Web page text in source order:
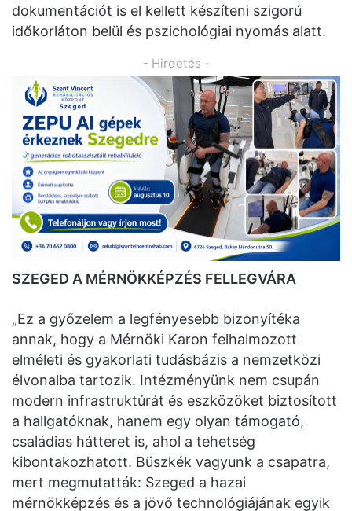
dokumentációt is el kellett készíteni szigorú
időkorláton belül és pszichológiai nyomás alatt.
- Hirdetés -
SZEGED A MÉRNÖKKÉPZÉS FELLEGVÁRA
„Ez a győzelem a legfényesebb bizonyítéka
annak, hogy a Mérnöki Karon felhalmozott
elméleti és gyakorlati tudásbázis a nemzetközi
élvonalba tartozik. Intézményünk nem csupán
modern infrastruktúrát és eszközöket biztosított
a hallgatóknak, hanem egy olyan támogató,
családias hátteret is, ahol a tehetség
kibontakozhatott. Büszkék vagyunk a csapatra,
mert megmutatták: Szeged a hazai
mérnökképzés és a jövő technológiájának egyik